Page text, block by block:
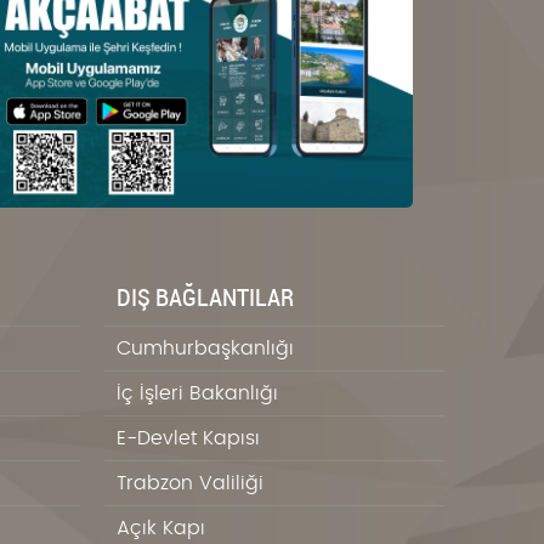
DIŞ BAĞLANTILAR
Cumhurbaşkanlığı
İç İşleri Bakanlığı
E-Devlet Kapısı
Trabzon Valiliği
Açık Kapı